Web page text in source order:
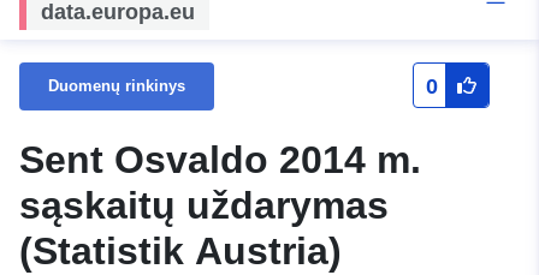
data.europa.eu
Duomenų rinkinys 0
Sent Osvaldo 2014 m.
sąskaitų uždarymas
(Statistik Austria)